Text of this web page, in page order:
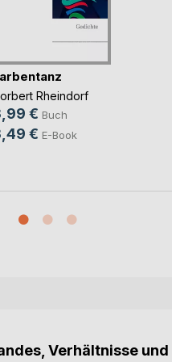
Rheindorf
€ Buch
€ E-Book
Verhältnisse